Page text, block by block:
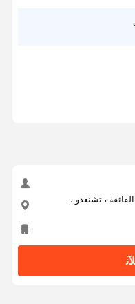
الفائقة ، تشنغدو ،